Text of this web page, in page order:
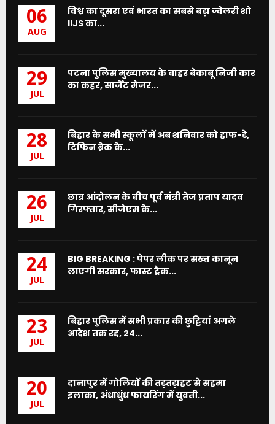
06
AUG
विश्व का दूसरा एवं भारत का सबसे बड़ा ज्वेलरी शो
IIJS का...
29
JUL
पटना पुलिस मुख्यालय के बाहर बेकाबू निजी कार
का कहर, सार्जेंट मेजर...
28
JUL
बिहार के सभी स्कूलों में अब शनिवार को हाफ-डे,
टिफिन ब्रेक के...
26
JUL
छात्र आंदोलन के बीच पूर्व मंत्री तेज प्रताप यादव
गिरफ्तार, सीजेएम के...
24
JUL
BIG BREAKING : पेपर लीक पर सख्त कानून
लाएगी सरकार, फास्ट ट्रैक...
23
JUL
बिहार पुलिस में सभी प्रकार की छुट्टियां अगले
आदेश तक रद्द, 24...
20
JUL
दानापुर में गोलियों की तड़तड़ाहट से सहमा
इलाका, अंधाधुंध फायरिंग में युवती...